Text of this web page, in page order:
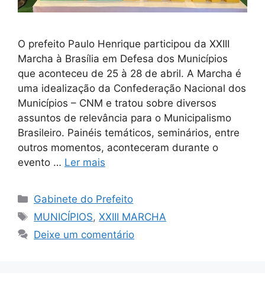
O prefeito Paulo Henrique participou da XXIII
Marcha à Brasília em Defesa dos Municípios
que aconteceu de 25 à 28 de abril. A Marcha é
uma idealização da Confederação Nacional dos
Municípios – CNM e tratou sobre diversos
assuntos de relevância para o Municipalismo
Brasileiro. Painéis temáticos, seminários, entre
outros momentos, aconteceram durante o
evento … Ler mais
Gabinete do Prefeito
MUNICÍPIOS,XXIII MARCHA
Deixe um comentário